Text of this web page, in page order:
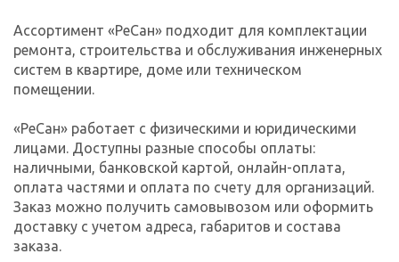
Ассортимент «РеСан» подходит для комплектации
ремонта, строительства и обслуживания инженерных
систем в квартире, доме или техническом
помещении.
«РеСан» работает с физическими и юридическими
лицами. Доступны разные способы оплаты:
наличными, банковской картой, онлайн-оплата,
оплата частями и оплата по счету для организаций.
Заказ можно получить самовывозом или оформить
доставку с учетом адреса, габаритов и состава
заказа.